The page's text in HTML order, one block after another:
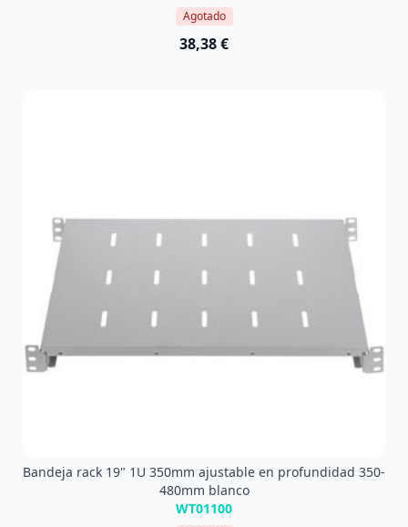
Agotado
38,38 €
Bandeja rack 19" 1U 350mm ajustable en profundidad 350-
480mm blanco
WT01100